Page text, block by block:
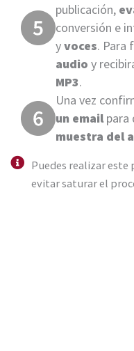
publicación,
conversión e
yvoces. Para
audio y
MP3.
Una vez
un emailpara
muestra del
Puedes realizar este
evitar saturar el